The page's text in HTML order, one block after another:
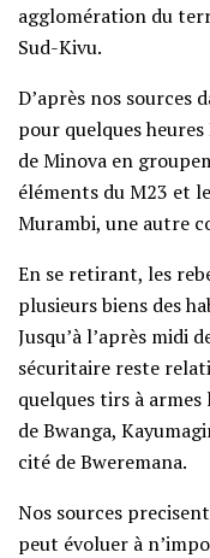
agglomération du
Sud-Kivu.
D’après nos sources
pour quelques
de Minova en
éléments du M23 et
Murambi, une autre
En se retirant, les
plusieurs biens des
Jusqu’à l’après midi
sécuritaire reste
quelques tirs à
de Bwanga,
cité de Bweremana.
Nos sources
peut évoluer à